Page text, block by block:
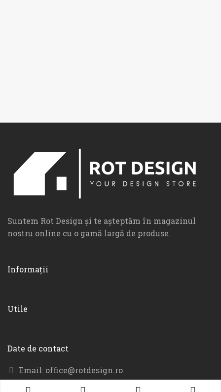
Suntem Rot Design și te așteptăm în magazinul
nostru online cu o gamă largă de produse.
Informații
Utile
Date de contact
Email: office@rotdesign.ro